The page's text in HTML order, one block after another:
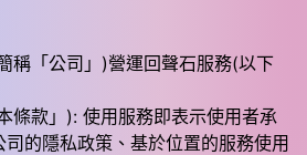
稱「公司」)營運回聲石服務(以下
條款」): 使用服務即表示使用者承
的隱私政策、基於位置的服務使用